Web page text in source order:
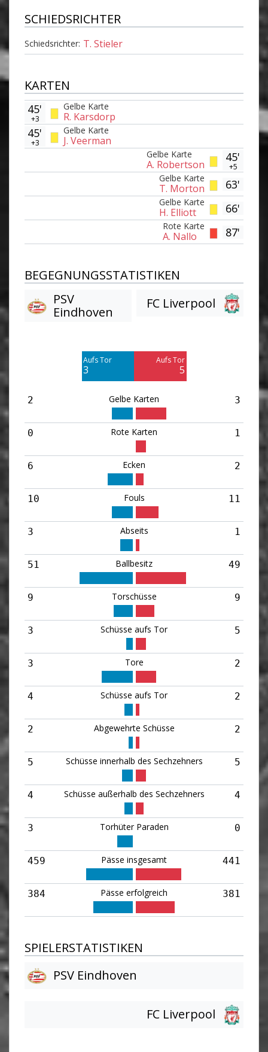
SCHIEDSRICHTER
Schiedsrichter: T. Stieler
KARTEN
Gelbe Karte
R. Karsdorp
45'
+3
Gelbe Karte
J. Veerman
45'
+3
45'
+5
Gelbe Karte
A. Robertson
63'
Gelbe Karte
T. Morton
66'
Gelbe Karte
H. Elliott
87'
Rote Karte
A. Nallo
BEGEGNUNGSSTATISTIKEN
PSV
Eindhoven
FC Liverpool
Aufs Tor
3
Aufs Tor
5
2 Gelbe Karten 3
0 Rote Karten 1
6 Ecken 2
10 Fouls 11
3 Abseits 1
51 Ballbesitz 49
9 Torschüsse 9
3 Schüsse aufs Tor 5
3 Tore 2
4 Schüsse aufs Tor 2
2 Abgewehrte Schüsse 2
5 Schüsse innerhalb des Sechzehners 5
4 Schüsse außerhalb des Sechzehners 4
3 Torhüter Paraden 0
459 Pässe insgesamt 441
384 Pässe erfolgreich 381
SPIELERSTATISTIKEN
PSV Eindhoven
FC Liverpool